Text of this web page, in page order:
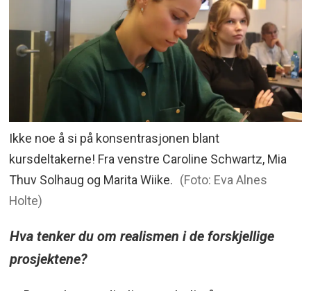
Ikke noe å si på konsentrasjonen blant
kursdeltakerne! Fra venstre Caroline Schwartz, Mia
Thuv Solhaug og Marita Wiike. (Foto: Eva Alnes
Holte)
Hva tenker du om realismen i de forskjellige
prosjektene?